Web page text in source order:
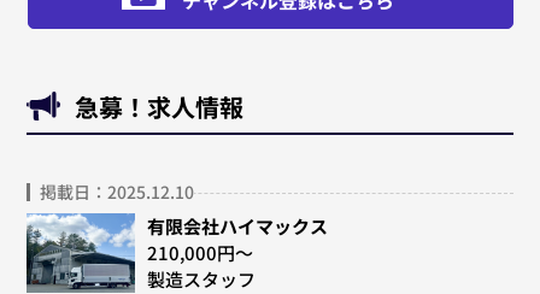
急募！求人情報
掲載日：2025.12.10
有限会社ハイマックス
210,000円～
製造スタッフ